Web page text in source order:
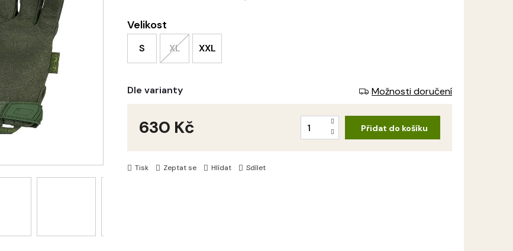
Velikost
S XL XXL
Tisk Zeptat se Hlídat Sdílet
Dle varianty Možnosti doručení
630 Kč Přidat do košíku